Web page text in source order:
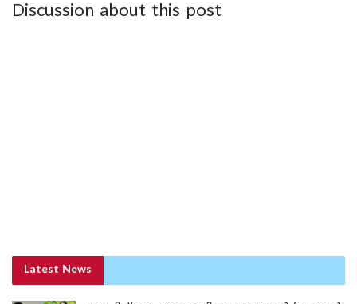
Discussion about this post
Latest News